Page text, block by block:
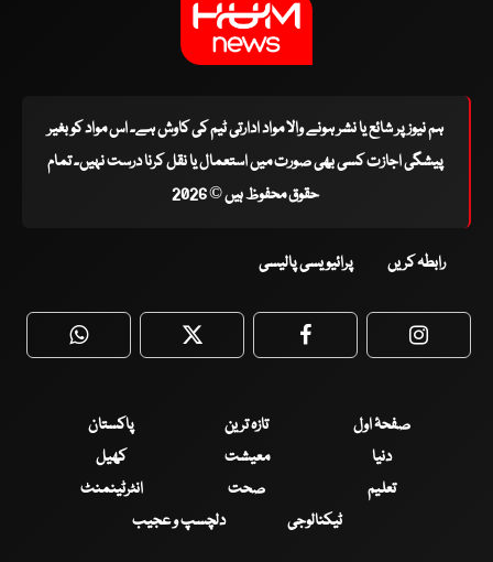
ہم نیوز پر شائع یا نشر ہونے والا مواد ادارتی ٹیم کی کاوش ہے۔ اس مواد کو بغیر
پیشگی اجازت کسی بھی صورت میں استعمال یا نقل کرنا درست نہیں۔ تمام
حقوق محفوظ ہیں © 2026
رابطہ کریں پرائیویسی پالیسی
WhatsApp Twitter Facebook
صفحۂ اول تازہ ترین
پاکستان
دنیا
معیشت
کھیل
تعلیم
صحت
انٹرٹینمنٹ
ٹیکنالوجی
دلچسپ و عجیب